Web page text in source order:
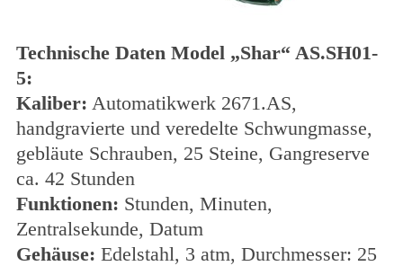
Technische Daten Model „Shar“ AS.SH01-
5:
Kaliber: Automatikwerk 2671.AS,
handgravierte und veredelte Schwungmasse,
gebläute Schrauben, 25 Steine, Gangreserve
ca. 42 Stunden
Funktionen: Stunden, Minuten,
Zentralsekunde, Datum
Gehäuse: Edelstahl, 3 atm, Durchmesser: 25